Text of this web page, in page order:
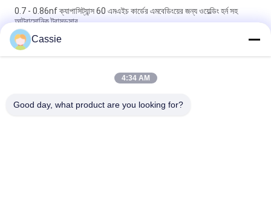
0.7 - 0.86nf ক্যাপাসিট্যান্স 60 এমএইচ কার্ডের এমবেডিংয়ের জন্য ওয়েল্ডিং হর্ন সহ
আল্ট্রাসোনিক ট্রান্সডুসার
20Khz সিরামিক ট্রান্সডুসার সিলিং সহ মাস্ক ম্যাচিং প্রয়োজনীয় অতিস্বনক সরঞ্জাম সরবরাহ
করা
15Khz অতিস্বনক উচ্চ শক্তি ট্রান্সডুসার 2600W N95 মাস্ক ম্যাচিং লাইন জন্য খুচরা
Cassie
4:34 AM
Good day, what product are you looking for?